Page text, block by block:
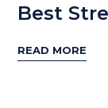
Best
READ MORE